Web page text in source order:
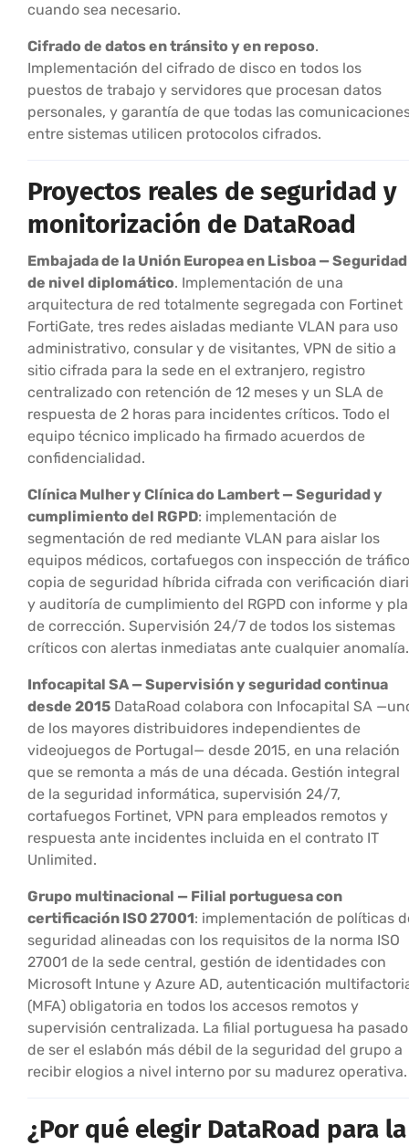
cuando sea necesario.
Cifrado de datos en tránsito y en reposo.
Implementación del cifrado de disco en todos los
puestos de trabajo y servidores que procesan datos
personales, y garantía de que todas las
entre sistemas utilicen protocolos cifrados.
Proyectos reales de seguridad y
monitorización de DataRoad
Embajada de la Unión Europea en Lisboa — Seguridad
de nivel diplomático. Implementación de una
arquitectura de red totalmente segregada con Fortinet
FortiGate, tres redes aisladas mediante VLAN para uso
administrativo, consular y de visitantes, VPN de sitio a
sitio cifrada para la sede en el extranjero, registro
centralizado con retención de 12 meses y un SLA de
respuesta de 2 horas para incidentes críticos. Todo el
equipo técnico implicado ha firmado acuerdos de
confidencialidad.
Clínica Mulher y Clínica do Lambert — Seguridad y
cumplimiento del RGPD: implementación de
segmentación de red mediante VLAN para aislar los
equipos médicos, cortafuegos con inspección de
copia de seguridad híbrida cifrada con verificación
y auditoría de cumplimiento del RGPD con informe y
de corrección. Supervisión 24/7 de todos los sistemas
críticos con alertas inmediatas ante cualquier anomalía.
Infocapital SA — Supervisión y seguridad continua
desde 2015 DataRoad colabora con Infocapital SA
de los mayores distribuidores independientes de
videojuegos de Portugal— desde 2015, en una relación
que se remonta a más de una década. Gestión integral
de la seguridad informática, supervisión 24/7,
cortafuegos Fortinet, VPN para empleados remotos y
respuesta ante incidentes incluida en el contrato IT
Unlimited.
Grupo multinacional — Filial portuguesa con
certificación ISO 27001: implementación de políticas
seguridad alineadas con los requisitos de la norma ISO
27001 de la sede central, gestión de identidades con
Microsoft Intune y Azure AD, autenticación
(MFA) obligatoria en todos los accesos remotos y
supervisión centralizada. La filial portuguesa ha pasado
de ser el eslabón más débil de la seguridad del grupo a
recibir elogios a nivel interno por su madurez operativa.
¿Por qué elegir DataRoad para la